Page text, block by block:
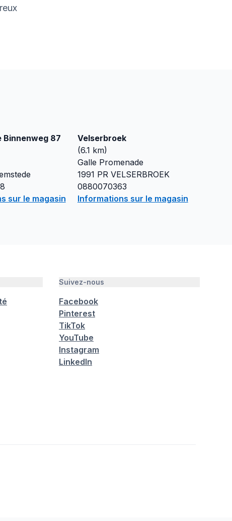
Binnenweg 87
sur le magasin
Velserbroek
(6.1 km)
Galle Promenade
1991 PR VELSERBROEK
0880070363
Informations sur le magasin
Suivez-nous
Facebook
Pinterest
TikTok
YouTube
Instagram
LinkedIn